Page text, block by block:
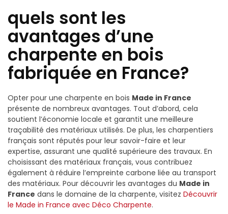
quels sont les
avantages d’une
charpente en bois
fabriquée en France?
Opter pour une charpente en bois Made in France
présente de nombreux avantages. Tout d’abord, cela
soutient l’économie locale et garantit une meilleure
traçabilité des matériaux utilisés. De plus, les charpentiers
français sont réputés pour leur savoir-faire et leur
expertise, assurant une qualité supérieure des travaux. En
choisissant des matériaux français, vous contribuez
également à réduire l’empreinte carbone liée au transport
des matériaux. Pour découvrir les avantages du Made in
France dans le domaine de la charpente, visitez Découvrir
le Made in France avec Déco Charpente.